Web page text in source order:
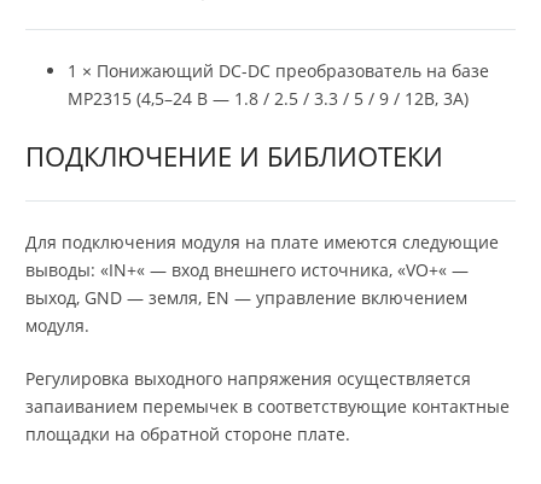
1 × Понижающий DC-DC преобразователь на базе
MP2315 (4,5–24 В — 1.8 / 2.5 / 3.3 / 5 / 9 / 12В, 3А)
ПОДКЛЮЧЕНИЕ И БИБЛИОТЕКИ
Для подключения модуля на плате имеются следующие
выводы: «IN+« — вход внешнего источника, «VO+« —
выход, GND — земля, EN — управление включением
модуля.
Регулировка выходного напряжения осуществляется
запаиванием перемычек в соответствующие контактные
площадки на обратной стороне плате.